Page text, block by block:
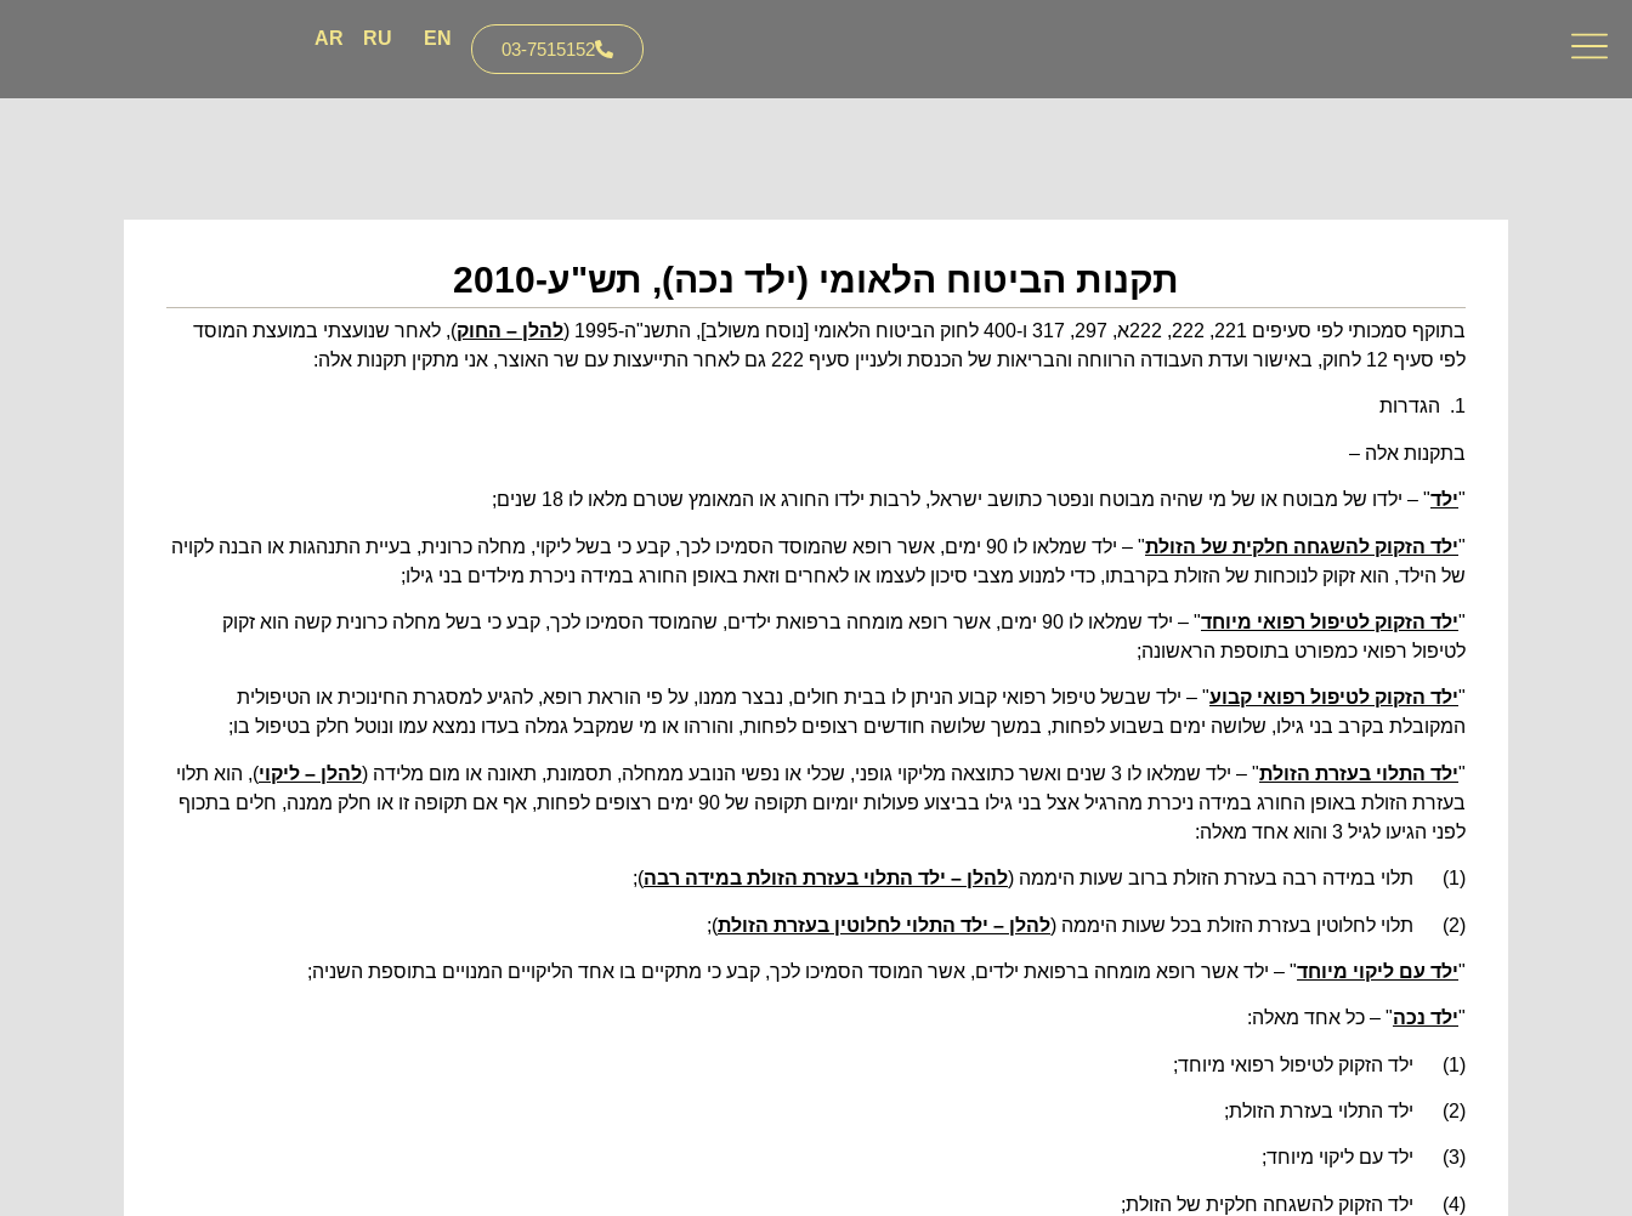
03-7515152
EN
RU
AR
תקנות הביטוח הלאומי (ילד נכה), תש"ע-2010
בתוקף סמכותי לפי סעיפים 221, 222, 222א, 297, 317 ו-400 לחוק הביטוח הלאומי [נוסח משולב], התשנ"ה-1995 ( להלן – החוק), לאחר שנועצתי במועצת המוסד
לפי סעיף 12 לחוק, באישור ועדת העבודה הרווחה והבריאות של הכנסת ולעניין סעיף 222 גם לאחר התייעצות עם שר האוצר, אני מתקין תקנות אלה:
1. הגדרות
בתקנות אלה –
"ילד" – ילדו של מבוטח או של מי שהיה מבוטח ונפטר כתושב ישראל, לרבות ילדו החורג או המאומץ שטרם מלאו לו 18 שנים;
"ילד הזקוק להשגחה חלקית של הזולת
" – ילד שמלאו לו 90 ימים, אשר רופא שהמוסד הסמיכו לכך, קבע כי בשל ליקוי, מחלה כרונית, בעיית התנהגות או הבנה לקויה
של הילד, הוא זקוק לנוכחות של הזולת בקרבתו, כדי למנוע מצבי סיכון לעצמו או לאחרים וזאת באופן החורג במידה ניכרת מילדים בני גילו;
"ילד הזקוק לטיפול רפואי מיוחד
" – ילד שמלאו לו 90 ימים, אשר רופא מומחה ברפואת ילדים, שהמוסד הסמיכו לכך, קבע כי בשל מחלה כרונית קשה הוא זקוק
לטיפול רפואי כמפורט בתוספת הראשונה;
"ילד הזקוק לטיפול רפואי קבוע" – ילד שבשל טיפול רפואי קבוע הניתן לו בבית חולים, נבצר ממנו, על פי הוראת רופא, להגיע למסגרת החינוכית או הטיפולית
המקובלת בקרב בני גילו, שלושה ימים בשבוע לפחות, במשך שלושה חודשים רצופים לפחות, והורהו או מי שמקבל גמלה בעדו נמצא עמו ונוטל חלק בטיפול בו;
"ילד התלוי בעזרת הזולת" – ילד שמלאו לו 3 שנים ואשר כתוצאה מליקוי גופני, שכלי או נפשי הנובע ממחלה, תסמונת, תאונה או מום מלידה ( להלן – ליקוי), הוא תלוי
בעזרת הזולת באופן החורג במידה ניכרת מהרגיל אצל בני גילו בביצוע פעולות יומיום תקופה של 90 ימים רצופים לפחות, אף אם תקופה זו או חלק ממנה, חלים בתכוף
לפני הגיעו לגיל 3 והוא אחד מאלה:
(1) תלוי במידה רבה בעזרת הזולת ברוב שעות היממה ( להלן – ילד התלוי בעזרת הזולת במידה רבה);
(2) תלוי לחלוטין בעזרת הזולת בכל שעות היממה ( להלן – ילד התלוי לחלוטין בעזרת הזולת);
"ילד עם ליקוי מיוחד" – ילד אשר רופא מומחה ברפואת ילדים, אשר המוסד הסמיכו לכך, קבע כי מתקיים בו אחד הליקויים המנויים בתוספת השניה;
"ילד נכה" – כל אחד מאלה:
(1) ילד הזקוק לטיפול רפואי מיוחד;
(2) ילד התלוי בעזרת הזולת;
(3) ילד עם ליקוי מיוחד;
(4) ילד הזקוק להשגחה חלקית של הזולת;